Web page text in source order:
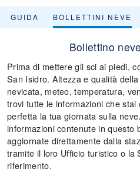
GUIDA BOLLETTINI NEVE
Bollettino
Prima di mettere gli sci ai piedi,
San Isidro. Altezza e qualità
nevicata, meteo, temperatura,
trovi tutte le informazioni che
perfetta la tua giornata sulla
informazioni contenute in questo
aggiornate direttamente dalla
tramite il loro Ufficio turistico o la
riferimento.